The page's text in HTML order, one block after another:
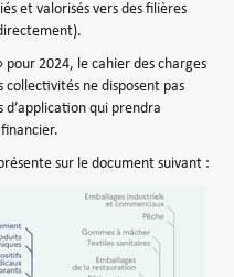
et valorisés vers des filières
pour 2024, le cahier des charges
collectivités ne disposent pas
d’application qui prendra
sur le document suivant :